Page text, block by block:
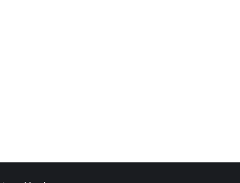
un dessin (…) pour faire
Q1. En quoi l’approche de
de Réuniologie consiste